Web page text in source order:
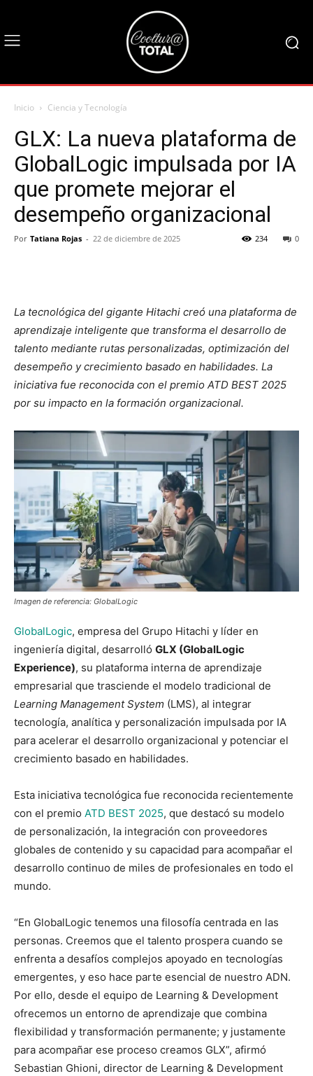
Inicio Ciencia y Tecnología
GLX: La nueva plataforma de
GlobalLogic impulsada por IA
que promete mejorar el
desempeño organizacional
Por Tatiana Rojas - 22 de diciembre de 2025 0
234
La tecnológica del gigante Hitachi creó una plataforma de
aprendizaje inteligente que transforma el desarrollo de
talento mediante rutas personalizadas, optimización del
desempeño y crecimiento basado en habilidades. La
iniciativa fue reconocida con el premio ATD BEST 2025
por su impacto en la formación organizacional.
Imagen de referencia: GlobalLogic
GlobalLogic, empresa del Grupo Hitachi y líder en
ingeniería digital, desarrolló GLX (GlobalLogic
Experience), su plataforma interna de aprendizaje
empresarial que trasciende el modelo tradicional de
Learning Management System (LMS), al integrar
tecnología, analítica y personalización impulsada por IA
para acelerar el desarrollo organizacional y potenciar el
crecimiento basado en habilidades.
Esta iniciativa tecnológica fue reconocida recientemente
con el premio ATD BEST 2025, que destacó su modelo
de personalización, la integración con proveedores
globales de contenido y su capacidad para acompañar el
desarrollo continuo de miles de profesionales en todo el
mundo.
“En GlobalLogic tenemos una filosofía centrada en las
personas. Creemos que el talento prospera cuando se
enfrenta a desafíos complejos apoyado en tecnologías
emergentes, y eso hace parte esencial de nuestro ADN.
Por ello, desde el equipo de Learning & Development
ofrecemos un entorno de aprendizaje que combina
flexibilidad y transformación permanente; y justamente
para acompañar ese proceso creamos GLX”, afirmó
Sebastian Ghioni, director de Learning & Development